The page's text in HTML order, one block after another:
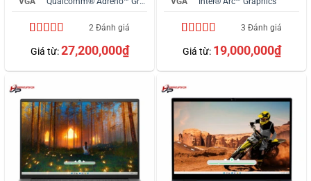
trên 5
dựa trên
2 Đánh giá
Giá từ:27,200,000₫
trên 5
dựa trên
3 Đánh giá
Giá từ: 19,000,000₫